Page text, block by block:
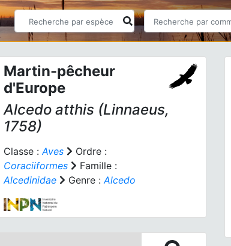
Martin-pêcheur
d'Europe
Alcedo atthis (Linnaeus,
1758)
Classe :Aves
Ordre :
Coraciiformes
Famille :
Alcedinidae
Genre :Alcedo